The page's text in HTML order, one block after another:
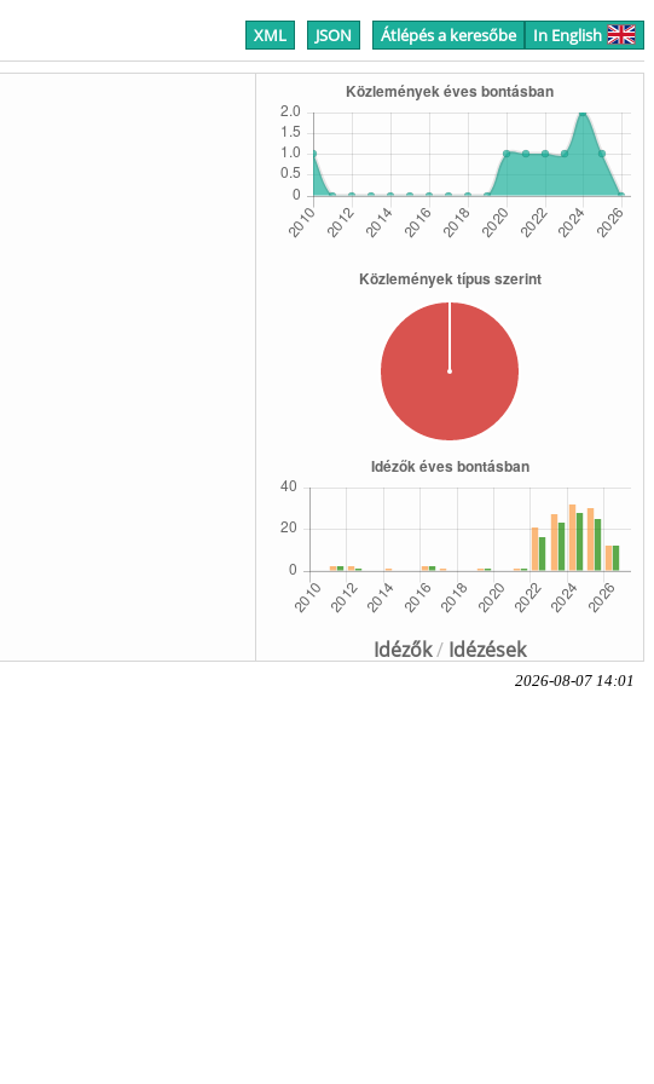
XML JSON Átlépés a keresőbe In English
Idézők/ Idézések
2026-08-07 14:01